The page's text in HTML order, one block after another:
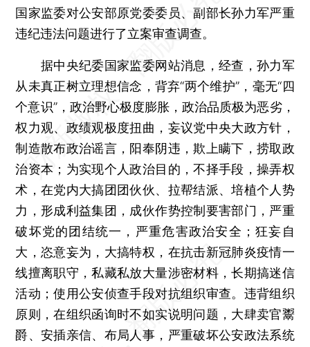
国家监委对公安部原党委委员、副部长孙力军严重
违纪违法问题进行了立案审查调查。
据中央纪委国家监委网站消息，经查，孙力军
从未真正树立理想信念，背弃“两个维护”，毫无“四
个意识”，政治野心极度膨胀，政治品质极为恶劣，
权力观、政绩观极度扭曲，妄议党中央大政方针，
制造散布政治谣言，阳奉阴违，欺上瞒下，捞取政
治资本；为实现个人政治目的，不择手段，操弄权
术，在党内大搞团团伙伙、拉帮结派、培植个人势
力，形成利益集团，成伙作势控制要害部门，严重
破坏党的团结统一，严重危害政治安全；狂妄自
大，恣意妄为，大搞特权，在抗击新冠肺炎疫情一
线擅离职守，私藏私放大量涉密材料，长期搞迷信
活动；使用公安侦查手段对抗组织审查。违背组织
原则，在组织函询时不如实说明问题，大肆卖官鬻
爵、安插亲信、布局人事，严重破坏公安政法系统